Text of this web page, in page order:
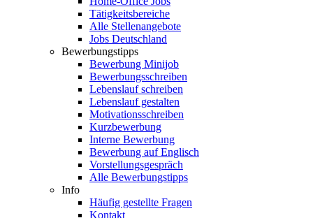
Tätigkeitsbereiche
Alle Stellenangebote
Jobs Deutschland
Bewerbungstipps
Bewerbung Minijob
Bewerbungsschreiben
Lebenslauf schreiben
Lebenslauf gestalten
Motivationsschreiben
Kurzbewerbung
Interne Bewerbung
Bewerbung auf Englisch
Vorstellungsgespräch
Alle Bewerbungstipps
Info
Häufig gestellte Fragen
Kontakt